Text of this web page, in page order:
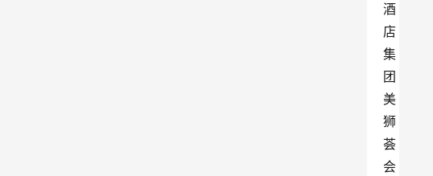
酒
店
集
团
美
狮
荟
会